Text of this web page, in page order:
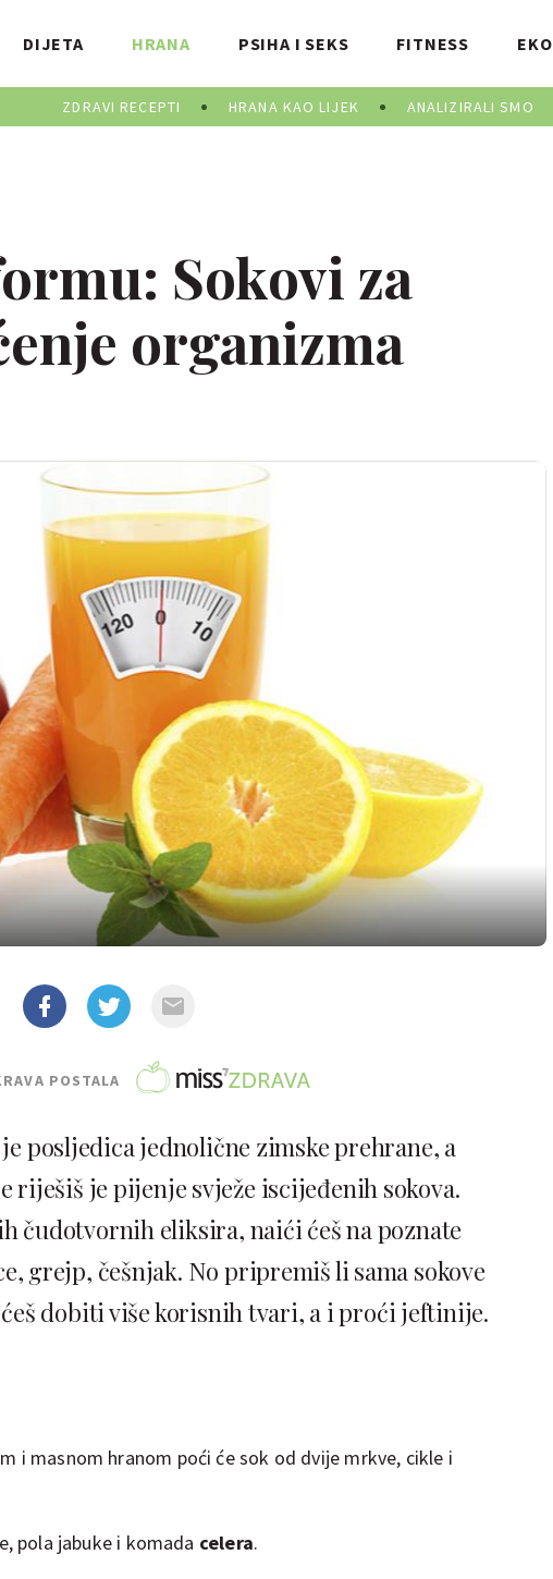
DIJETA HRANA
ZDRAVI RECEPTI HRANA KAO LIJEK ANALIZIRALI SMO
PSIHA I SEKS FITNESS EKO
Sokovi za
organizma
POSTALA
posljedica jednolične zimske prehrane, a
riješiš je pijenje svježe iscijeđenih sokova.
čudotvornih eliksira, naići ćeš na poznate
grejp, češnjak. No pripremiš li sama sokove
dobiti više korisnih tvari, a i proći jeftinije.
i masnom hranom poći će sok od dvije mrkve, cikle i
pola jabuke i komada celera.